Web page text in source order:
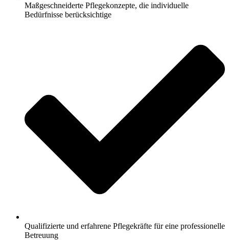
Maßgeschneiderte Pflegekonzepte, die individuelle
Bedürfnisse berücksichtige
Qualifizierte und erfahrene Pflegekräfte für eine professionelle
Betreuung